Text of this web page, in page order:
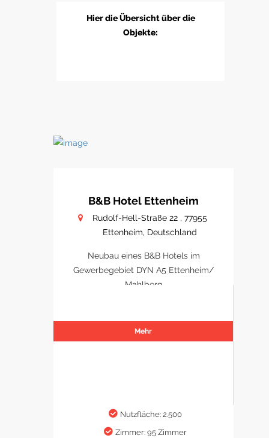
Hier die Übersicht über die
Objekte:
B&B Hotel Ettenheim
Rudolf-Hell-Straße 22 , 77955
Ettenheim, Deutschland
Neubau eines B&B Hotels im
Gewerbegebiet DYN A5 Ettenheim/
Mahlberg
Mehr
Nutzfläche: 2.500
Zimmer: 95 Zimmer